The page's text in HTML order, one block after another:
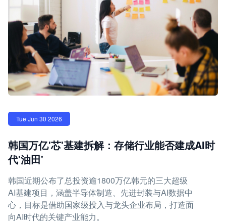
Tue Jun 30 2026
韩国万亿'芯'基建拆解：存储行业能否建成AI时
代'油田'
韩国近期公布了总投资逾1800万亿韩元的三大超级
AI基建项目，涵盖半导体制造、先进封装与AI数据中
心，目标是借助国家级投入与龙头企业布局，打造面
向AI时代的关键产业能力。